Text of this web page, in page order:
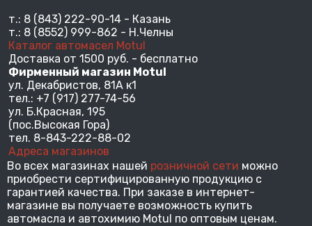
т.: 8 (843) 222-90-14 - Казань
т.: 8 (8552) 999-862 - Н.Челны
Каталог автомасел Motul
Доставка от 1500 руб. - бесплатно
Фирменный магазин Motul
ул. Декабристов, 81А к1
тел.: +7 (917) 277-74-56
ул. Б.Красная, 195
(пос.Высокая Гора)
тел. 8-843-222-88-02
Адреса магазинов
Во всех магазинах нашей розничной сети можно
приобрести сертифицированную продукцию с
гарантией качества. При заказе в интернет-
магазине вы получаете возможность купить
автомасла и автохимию Motul по оптовым ценам.